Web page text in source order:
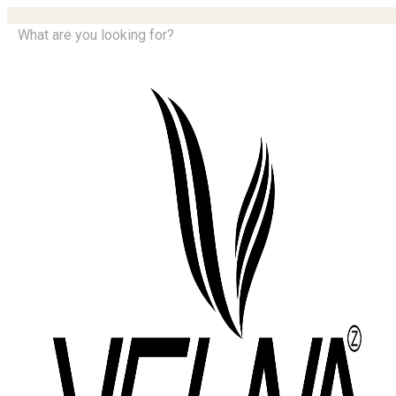
What are you looking for?